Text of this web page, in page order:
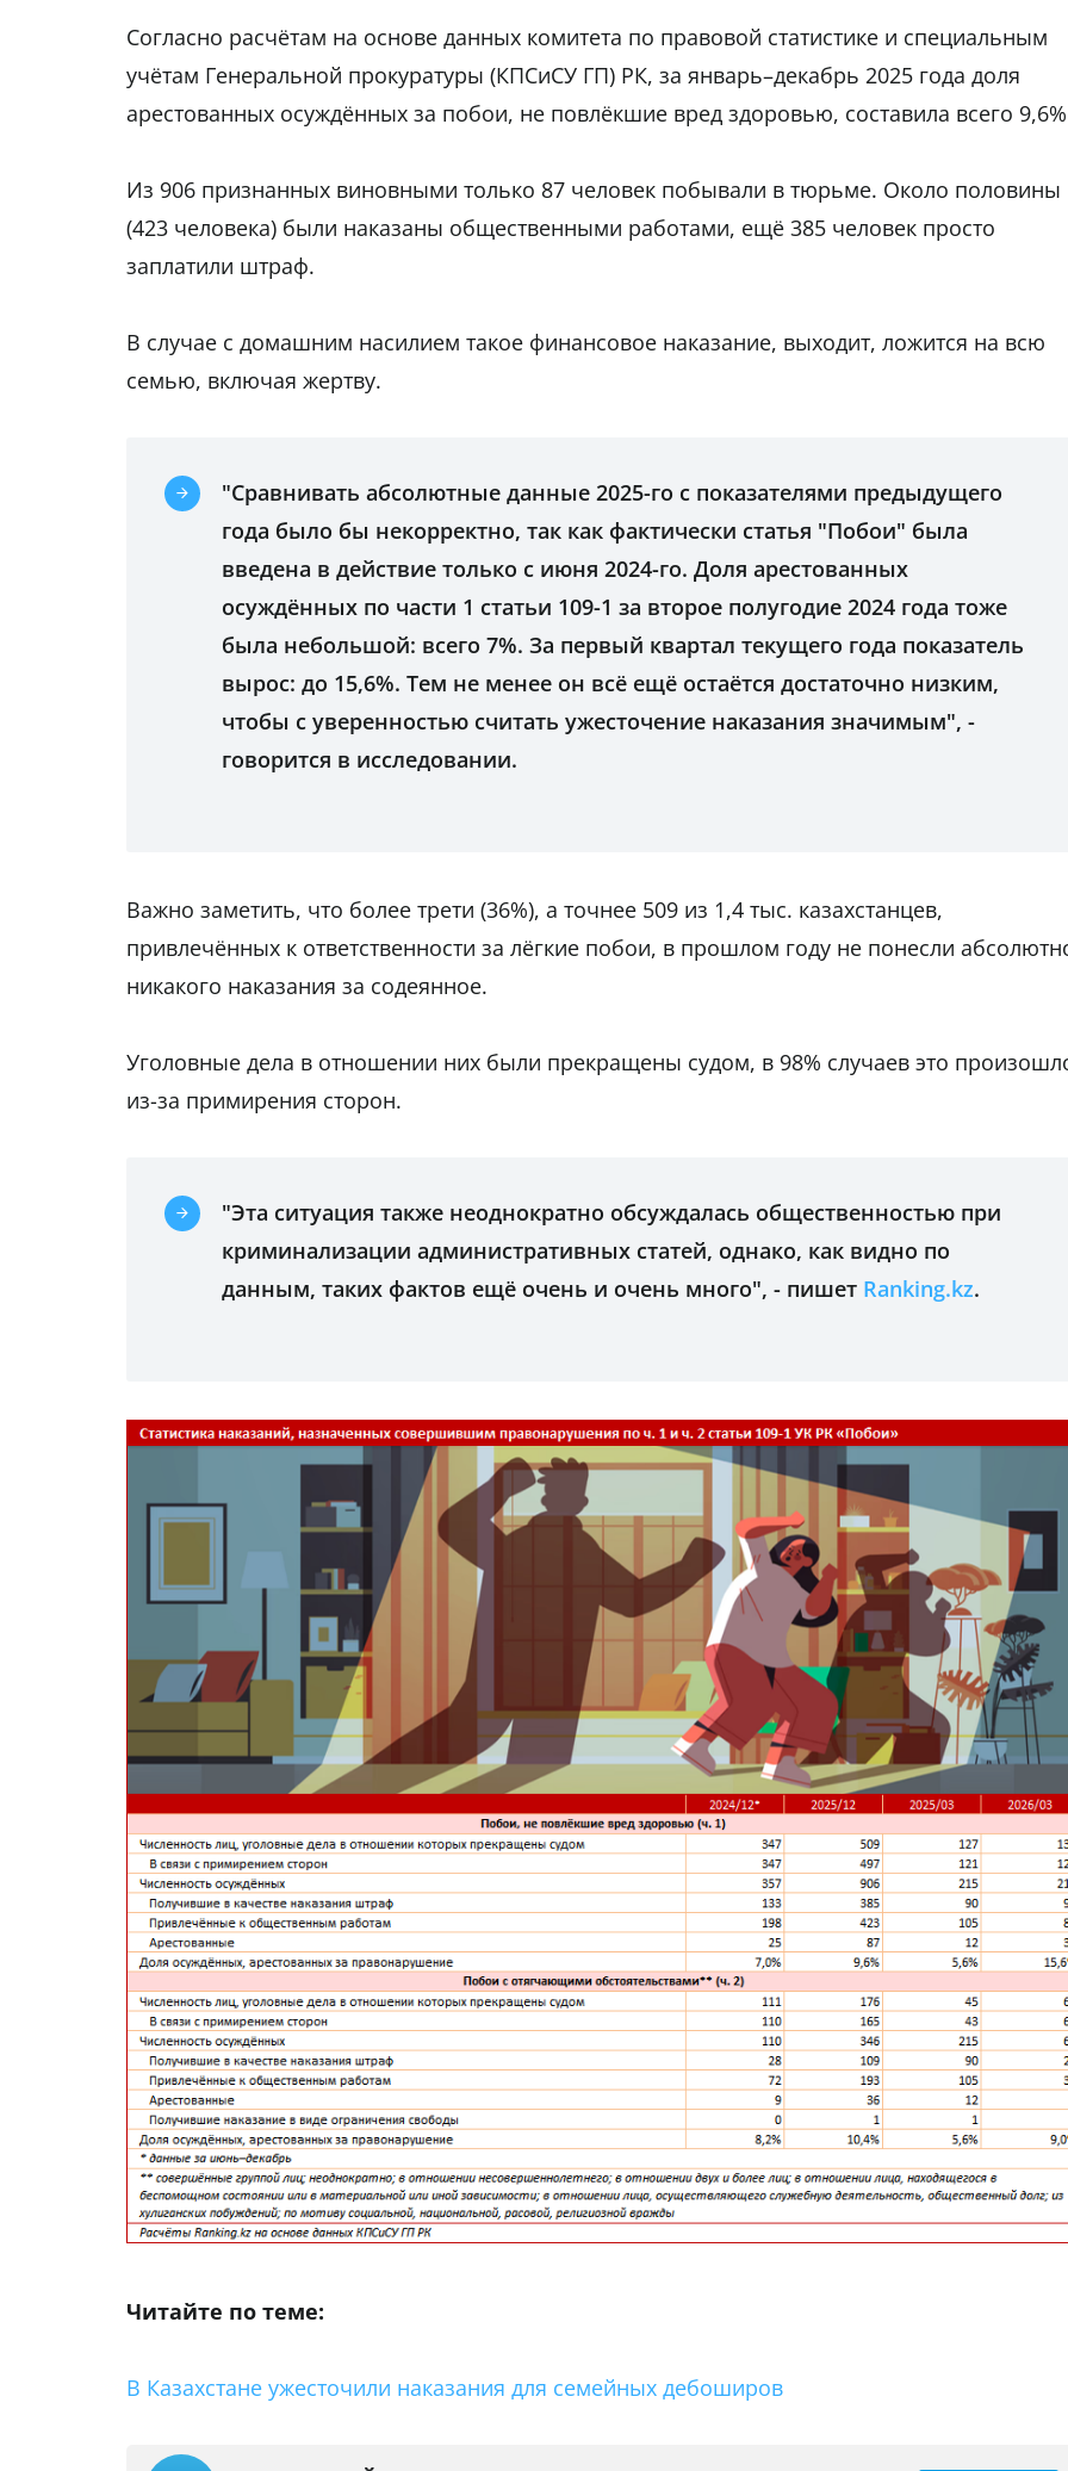
Согласно расчётам на основе данных комитета по правовой статистике и специальным
учётам Генеральной прокуратуры (КПСиСУ ГП) РК, за январь–декабрь 2025 года доля
арестованных осуждённых за побои, не повлёкшие вред здоровью, составила всего
Из 906 признанных виновными только 87 человек побывали в тюрьме. Около половины
(423 человека) были наказаны общественными работами, ещё 385 человек просто
заплатили штраф.
В случае с домашним насилием такое финансовое наказание, выходит, ложится на всю
семью, включая жертву.
"Сравнивать абсолютные данные 2025-го с показателями предыдущего
года было бы некорректно, так как фактически статья "Побои" была
введена в действие только с июня 2024-го. Доля арестованных
осуждённых по части 1 статьи 109-1 за второе полугодие 2024 года тоже
была небольшой: всего 7%. За первый квартал текущего года показатель
вырос: до 15,6%. Тем не менее он всё ещё остаётся достаточно низким,
чтобы с уверенностью считать ужесточение наказания значимым", -
говорится в исследовании.
Важно заметить, что более трети (36%), а точнее 509 из 1,4 тыс. казахстанцев,
привлечённых к ответственности за лёгкие побои, в прошлом году не понесли
никакого наказания за содеянное.
Уголовные дела в отношении них были прекращены судом, в 98% случаев это
из-за примирения сторон.
"Эта ситуация также неоднократно обсуждалась общественностью при
криминализации административных статей, однако, как видно по
данным, таких фактов ещё очень и очень много", - пишет Ranking.kz.
Читайте по теме:
В Казахстане ужесточили наказания для семейных дебоширов